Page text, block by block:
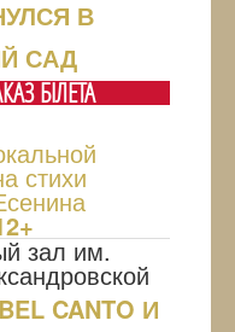
В
САД
БIЛЕТА
стихи
зал им.
CANTO И